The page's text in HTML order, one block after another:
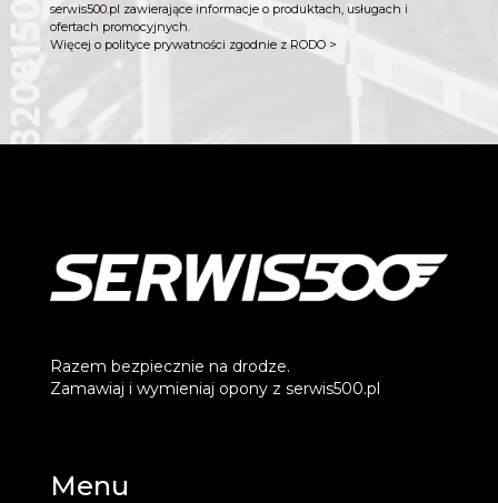
serwis500.pl zawierające informacje o produktach, usługach i
ofertach promocyjnych.
Więcej o polityce prywatności zgodnie z RODO >
Razem bezpiecznie na drodze.
Zamawiaj i wymieniaj opony z serwis500.pl
Menu